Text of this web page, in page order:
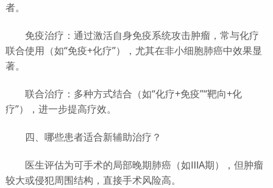
者。
免疫治疗：通过激活自身免疫系统攻击肿瘤，常与化疗
联合使用（如“免疫+化疗”），尤其在非小细胞肺癌中效果显
著。
联合治疗：多种方式结合（如“化疗+免疫”“靶向+化
疗”），进一步提高疗效。
四、哪些患者适合新辅助治疗？
医生评估为可手术的局部晚期肺癌（如ⅢA期），但肿瘤
较大或侵犯周围结构，直接手术风险高。